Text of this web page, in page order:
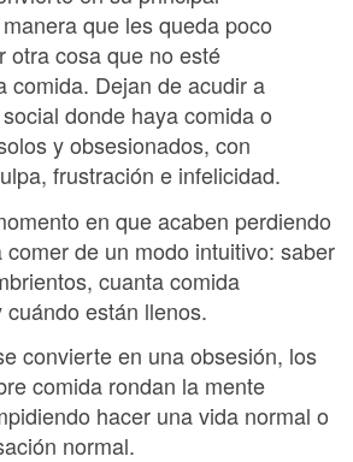
que les queda poco
otra cosa que no esté
comida. Dejan de acudir a
donde haya comida o
y obsesionados, con
frustración e infelicidad.
en que acaben perdiendo
de un modo intuitivo: saber
cuanta comida
están llenos.
convierte en una obsesión, los
comida rondan la mente
hacer una vida normal o
normal.